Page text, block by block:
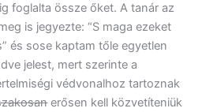
foglalta össze őket. A tanár az
is jegyezte: “S maga ezeket
és sose kaptam tőle egyetlen
jelest, mert szerinte a
védvonalhoz tartoznak
erősen kell közvetíteniük